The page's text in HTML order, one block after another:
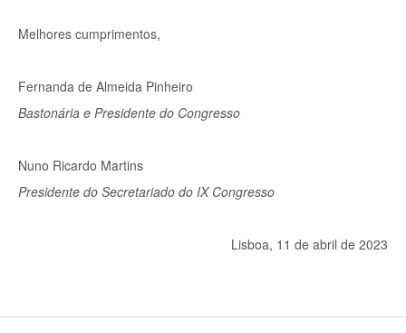
Melhores cumprimentos,
Fernanda de Almeida Pinheiro
Bastonária e Presidente do Congresso
Nuno Ricardo Martins
Presidente do Secretariado do IX Congresso
Lisboa, 11 de abril de 2023